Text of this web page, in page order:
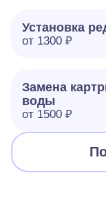
Установка
от 1300 ₽
Замена
воды
от 1500 ₽